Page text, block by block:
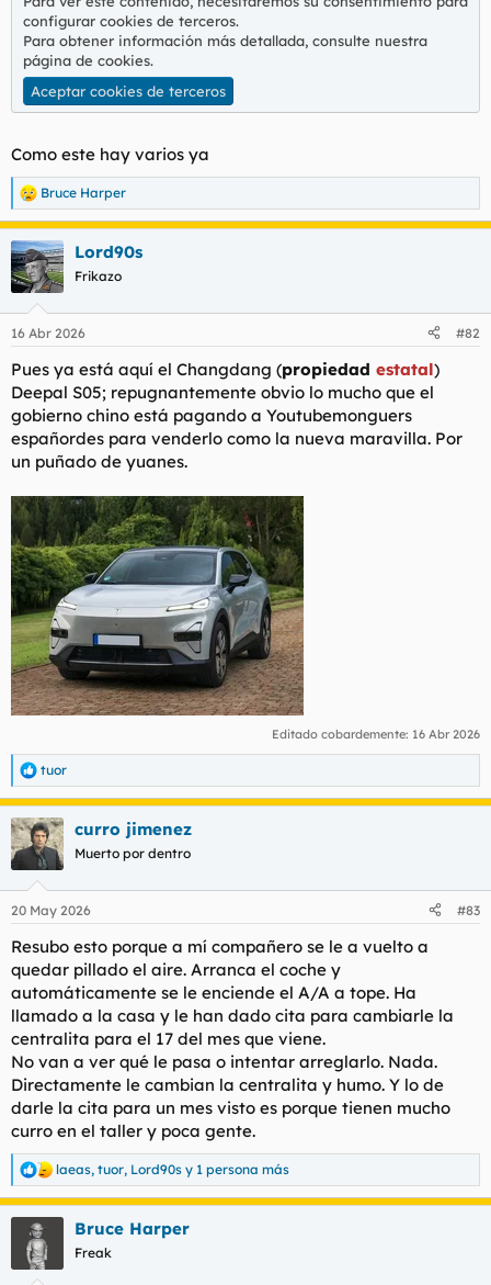
configurar cookies de terceros.
Para obtener información más detallada, consulte nuestra
página de cookies.
Aceptar cookies de terceros
Como este hay varios ya
R
e
a
c
c
i
e
:
Bruce Harper
Lord90s
Frikazo
16 Abr 2026 #82
Pues ya está aquí el Changdang (propiedad estatal)
Deepal S05; repugnantemente obvio lo mucho que el
gobierno chino está pagando a Youtubemonguers
españordes para venderlo como la nueva maravilla. Por
un puñado de yuanes.
Editado cobardemente: 16 Abr 2026
R
e
a
c
c
e
:
tuor
curro jimenez
Muerto por dentro
20 May 2026 #83
Resubo esto porque a mí compañero se le a vuelto a
quedar pillado el aire. Arranca el coche y
automáticamente se le enciende el A/A a tope. Ha
llamado a la casa y le han dado cita para cambiarle la
centralita para el 17 del mes que viene.
No van a ver qué le pasa o intentar arreglarlo. Nada.
Directamente le cambian la centralita y humo. Y lo de
darle la cita para un mes visto es porque tienen mucho
curro en el taller y poca gente.
R
e
a
laeas, tuor, Lord90s y 1 persona más
Bruce Harper
Freak